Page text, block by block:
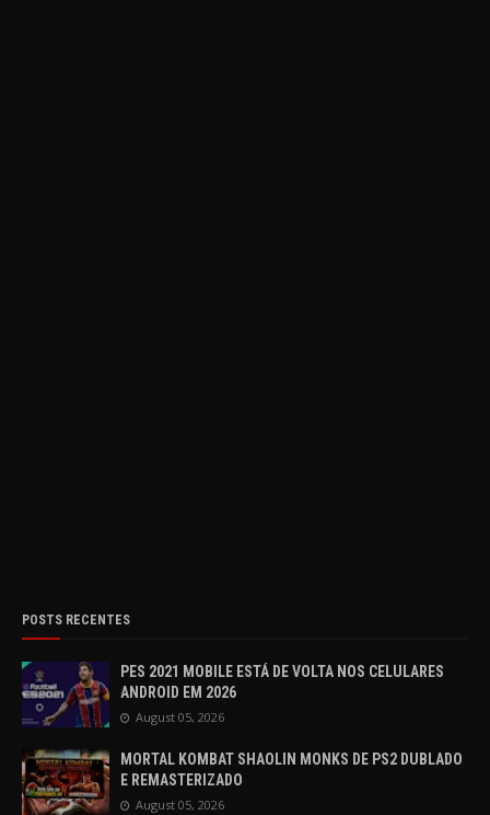
POSTS RECENTES
PES 2021 MOBILE ESTÁ DE VOLTA NOS CELULARES
ANDROID EM 2026
August 05, 2026
MORTAL KOMBAT SHAOLIN MONKS DE PS2 DUBLADO
E REMASTERIZADO
August 05, 2026